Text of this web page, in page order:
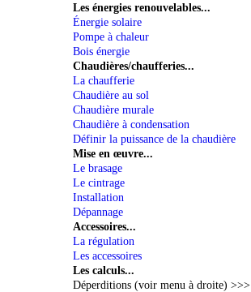
Les énergies renouvelables...
Énergie solaire
Pompe à chaleur
Bois énergie
Chaudières/chaufferies...
La chaufferie
Chaudière au sol
Chaudière murale
Chaudière à condensation
Définir la puissance de la chaudière
Mise en œuvre...
Le brasage
Le cintrage
Installation
Dépannage
Accessoires...
La régulation
Les accessoires
Les calculs...
Déperditions (voir menu à droite) >>>